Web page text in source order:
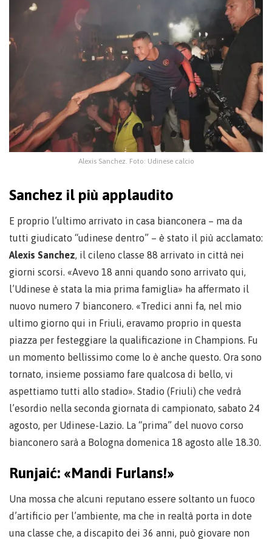
Alexis Sanchez. Foto: Udinese calcio
Sanchez il più applaudito
E proprio l’ultimo arrivato in casa bianconera – ma da
tutti giudicato “udinese dentro” – è stato il più acclamato:
Alexis Sanchez, il cileno classe 88 arrivato in città nei
giorni scorsi. «Avevo 18 anni quando sono arrivato qui,
l’Udinese è stata la mia prima famiglia» ha affermato il
nuovo numero 7 bianconero. «Tredici anni fa, nel mio
ultimo giorno qui in Friuli, eravamo proprio in questa
piazza per festeggiare la qualificazione in Champions. Fu
un momento bellissimo come lo è anche questo. Ora sono
tornato, insieme possiamo fare qualcosa di bello, vi
aspettiamo tutti allo stadio». Stadio (Friuli) che vedrà
l’esordio nella seconda giornata di campionato, sabato 24
agosto, per Udinese-Lazio. La “prima” del nuovo corso
bianconero sarà a Bologna domenica 18 agosto alle 18.30.
Runjaić: «Mandi Furlans!»
Una mossa che alcuni reputano essere soltanto un fuoco
d’artificio per l’ambiente, ma che in realtà porta in dote
una classe che, a discapito dei 36 anni, può giovare non